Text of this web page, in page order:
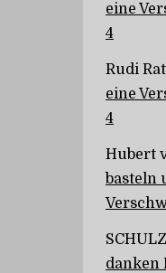
eine
4
Rudi
eine
4
Hubert
basteln
danken